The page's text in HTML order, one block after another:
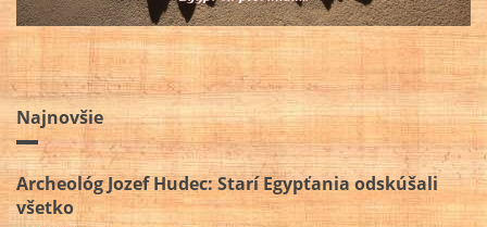
Najnovšie
Archeológ Jozef Hudec: Starí Egypťania odskúšali
všetko